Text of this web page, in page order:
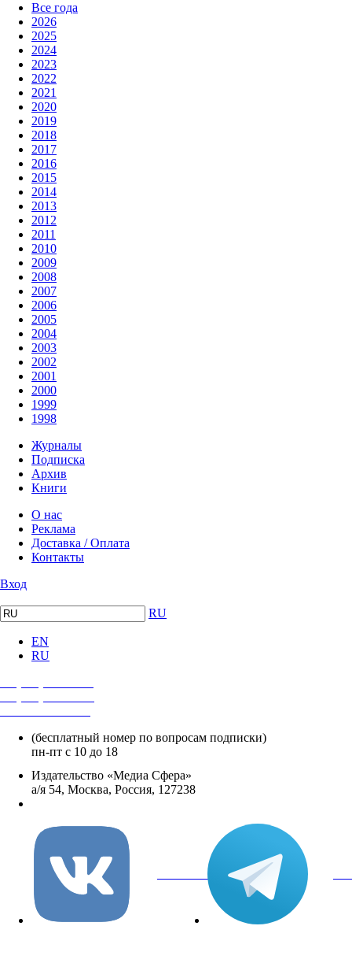
Все года
2026
2025
2024
2023
2022
2021
2020
2019
2018
2017
2016
2015
2014
2013
2012
2011
2010
2009
2008
2007
2006
2005
2004
2003
2002
2001
2000
1999
1998
Журналы
Подписка
Архив
Книги
О нас
Реклама
Доставка / Оплата
Контакты
Вход
RU
EN
RU
(бесплатный номер по вопросам подписки)
пн-пт с 10 до 18
Издательство «Медиа Сфера»
а/я 54, Москва, Россия, 127238
вКонтакте